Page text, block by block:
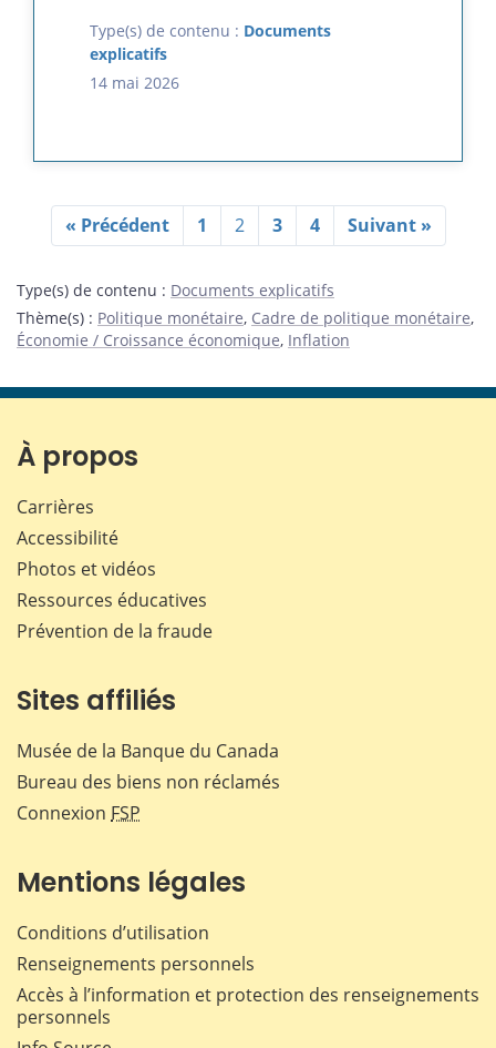
Type(s) de contenu : Documents
explicatifs
14 mai 2026
« Précédent 1 2 3 4 Suivant »
Type(s) de contenu : Documents explicatifs
Thème(s) : Politique monétaire, Cadre de politique monétaire,
Économie / Croissance économique, Inflation
À propos
Carrières
Accessibilité
Photos et vidéos
Ressources éducatives
Prévention de la fraude
Sites affiliés
Musée de la Banque du Canada
Bureau des biens non réclamés
Connexion FSP
Mentions légales
Conditions d’utilisation
Renseignements personnels
Accès à l’information et protection des renseignements
personnels